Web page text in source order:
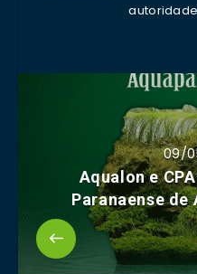
09/
Aqualon e
Paranaense